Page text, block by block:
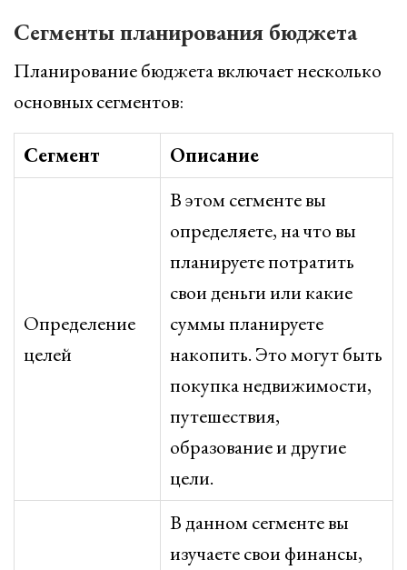
Сегменты планирования бюджета
Планирование бюджета включает несколько
основных сегментов:
Сегмент Описание
Определение
целей
В этом сегменте вы
определяете, на что вы
планируете потратить
свои деньги или какие
суммы планируете
накопить. Это могут быть
покупка недвижимости,
путешествия,
образование и другие
цели.
В данном сегменте вы
изучаете свои финансы,